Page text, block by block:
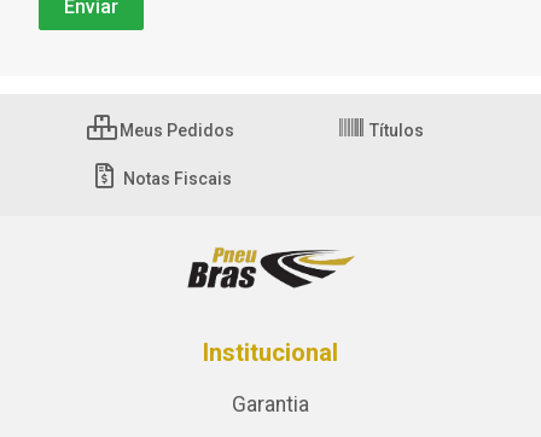
Meus Pedidos Títulos
Notas Fiscais
Institucional
Garantia